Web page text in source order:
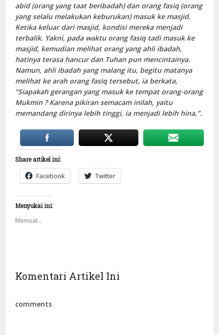
abid (orang yang taat beribadah) dan orang fasiq (orang
yang selalu melakukan keburukan) masuk ke masjid.
Ketika keluar dari masjid, kondisi mereka menjadi
terbalik. Yakni, pada waktu orang fasiq tadi masuk ke
masjid, kemudian melihat orang yang ahli ibadah,
hatinya terasa hancur dan Tuhan pun mencintainya.
Namun, ahli ibadah yang malang itu, begitu matanya
melihat ke arah orang fasiq tersebut, ia berkata,
“Siapakah gerangan yang masuk ke tempat orang-orang
Mukmin ? Karena pikiran semacam inilah, yaitu
memandang dirinya lebih tinggi, ia menjadi lebih hina,”.
Share artikel ini:
Facebook Twitter
Menyukai ini:
Memuat...
Komentari Artikel Ini
comments